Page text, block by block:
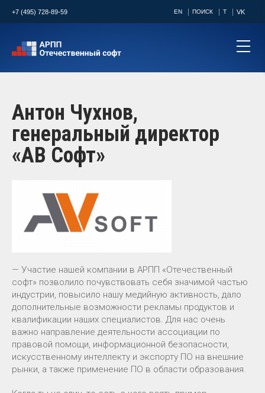
+7 (495) 728-89-59 EN ПОИСК T VK
Антон Чухнов,
генеральный директор
«АВ Софт»
— Участие нашей компании в АРПП «Отечественный
софт» позволило почувствовать себя значимой частью
индустрии, повысило нашу медийную активность, дало
дополнительные возможности рекламы продуктов и
квалификации наших специалистов. Для нас очень
важно направление деятельности ассоциации по
правовой помощи, информационной безопасности,
искусственному интеллекту и экспорту ПО на внешние
рынки, а также применение ПО в области образования.